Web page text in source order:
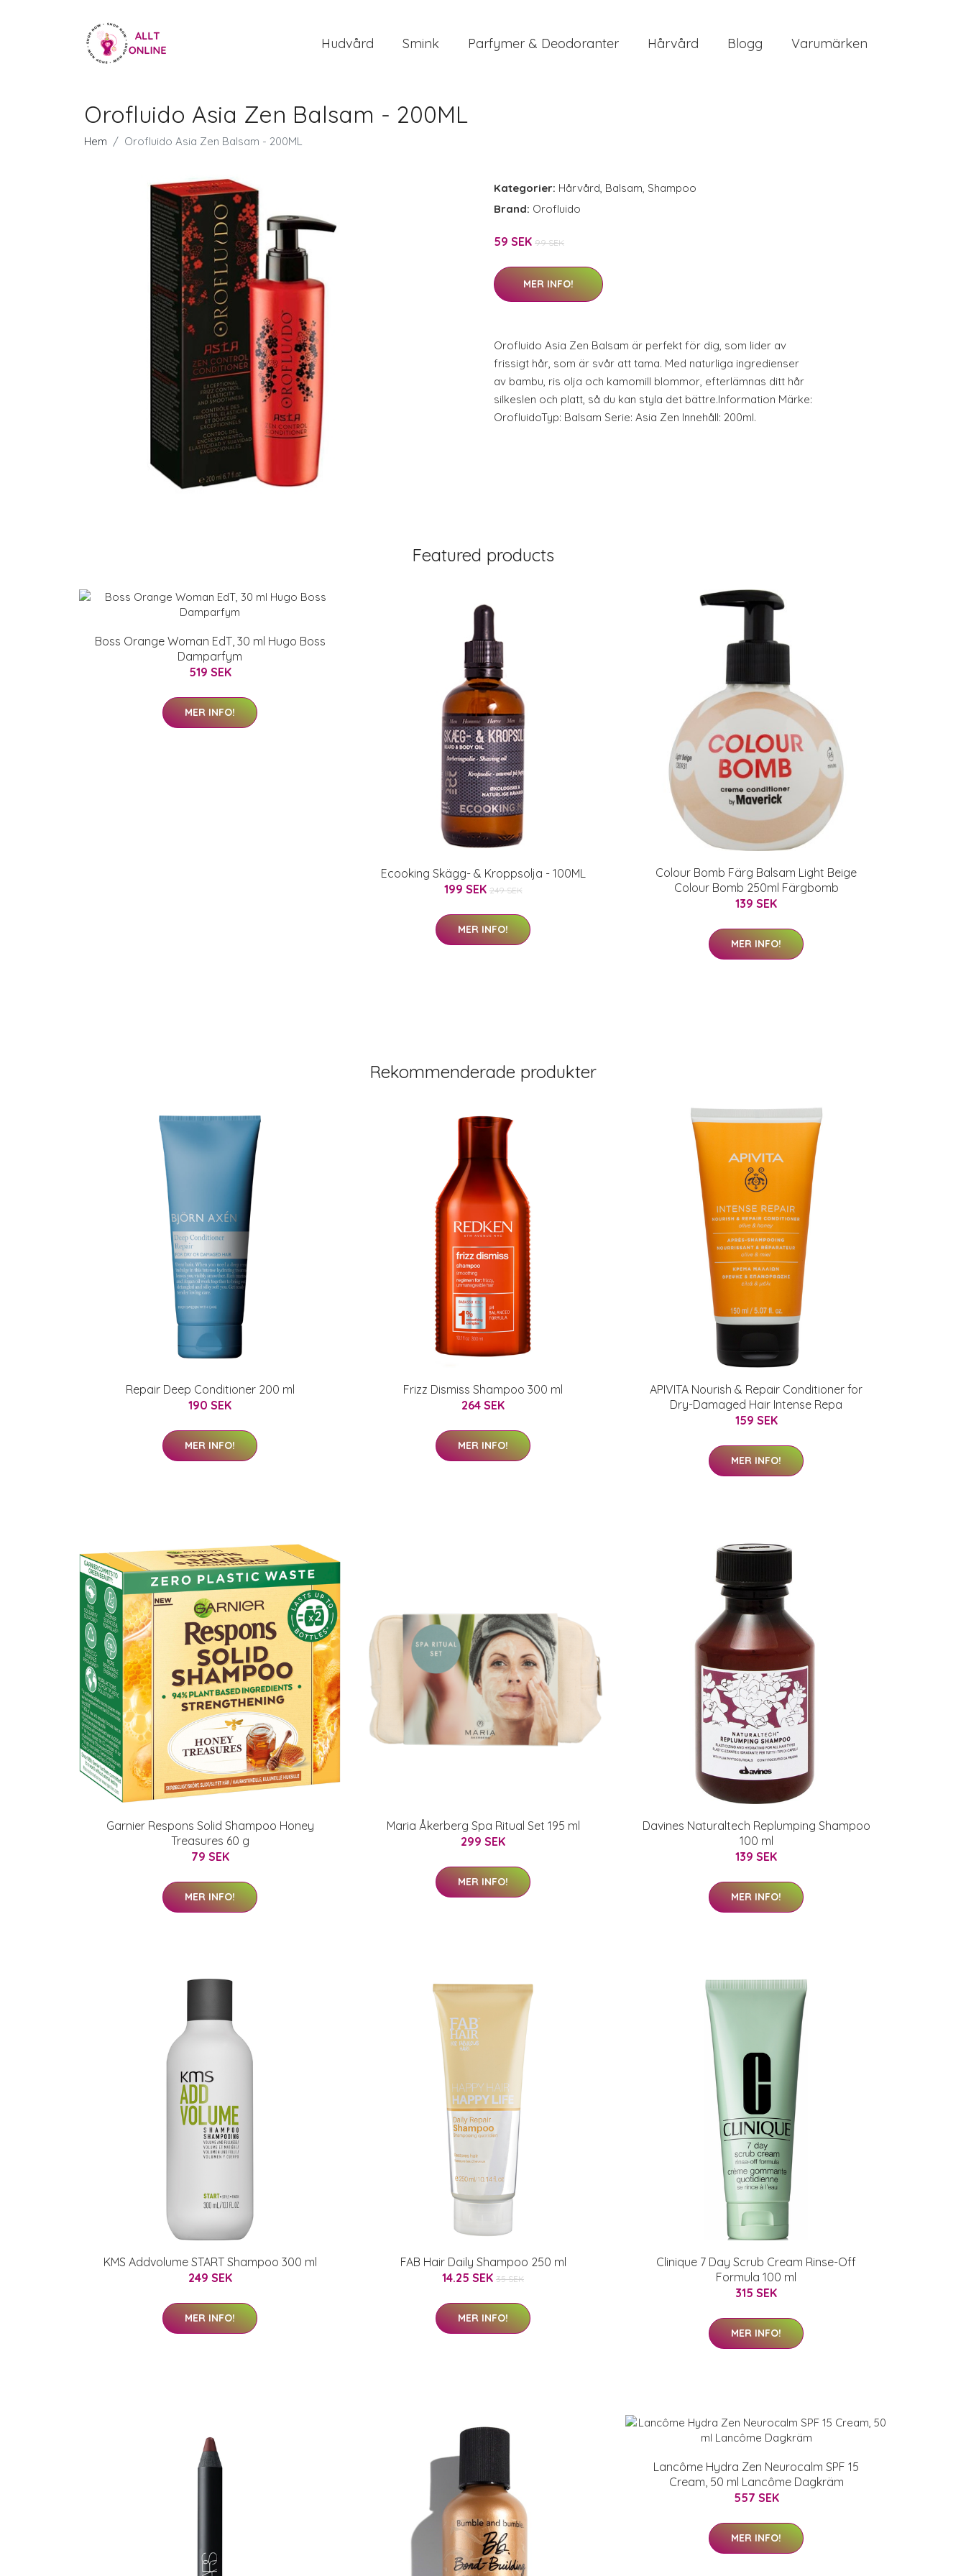
Hudvård Smink Parfymer & Deodoranter Hårvård Blogg Varumärken
Orofluido Asia Zen Balsam - 200ML
Hem Orofluido Asia Zen Balsam - 200ML
Kategorier: Hårvård, Balsam, Shampoo
Brand: Orofluido
59 SEK 99 SEK
MER INFO!
Orofluido Asia Zen Balsam är perfekt för dig, som lider av
frissigt hår, som är svår att tama. Med naturliga ingredienser
av bambu, ris olja och kamomill blommor, efterlämnas ditt hår
silkeslen och platt, så du kan styla det bättre.Information Märke:
OrofluidoTyp: Balsam Serie: Asia Zen Innehåll: 200ml.
Featured products
Boss Orange Woman EdT, 30 ml Hugo Boss
Damparfym
519 SEK
MER INFO!
Ecooking Skägg- & Kroppsolja - 100ML
199 SEK 249 SEK
MER INFO!
Colour Bomb Färg Balsam Light Beige
Colour Bomb 250ml Färgbomb
139 SEK
MER INFO!
Rekommenderade produkter
Repair Deep Conditioner 200 ml
190 SEK
MER INFO!
Frizz Dismiss Shampoo 300 ml
264 SEK
MER INFO!
APIVITA Nourish & Repair Conditioner for
Dry-Damaged Hair Intense Repa
159 SEK
MER INFO!
Garnier Respons Solid Shampoo Honey
Treasures 60 g
79 SEK
MER INFO!
Maria Åkerberg Spa Ritual Set 195 ml
299 SEK
MER INFO!
Davines Naturaltech Replumping Shampoo
100 ml
139 SEK
MER INFO!
KMS Addvolume START Shampoo 300 ml
249 SEK
MER INFO!
FAB Hair Daily Shampoo 250 ml
14.25 SEK 35 SEK
MER INFO!
Clinique 7 Day Scrub Cream Rinse-Off
Formula 100 ml
315 SEK
MER INFO!
Lancôme Hydra Zen Neurocalm SPF 15
Cream, 50 ml Lancôme Dagkräm
557 SEK
MER INFO!